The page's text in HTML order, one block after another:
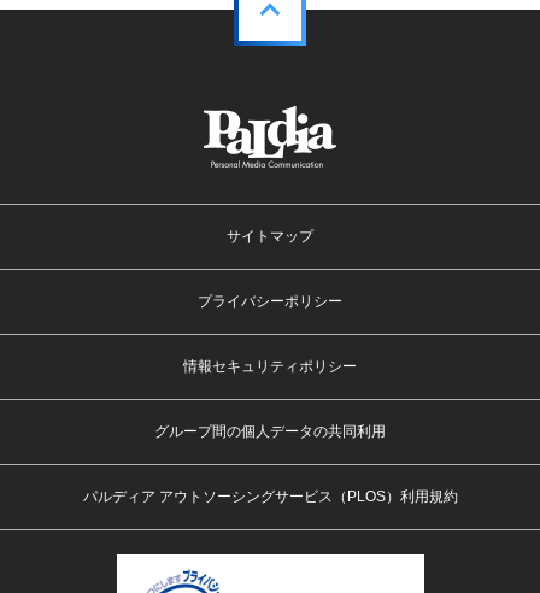
サイトマップ
プライバシーポリシー
情報セキュリティポリシー
グループ間の個人データの共同利用
パルディア アウトソーシングサービス（PLOS）利用規約